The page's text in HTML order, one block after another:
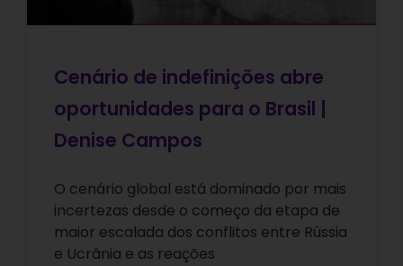
Cenário de indefinições abre
oportunidades para o Brasil |
Denise Campos
O cenário global está dominado por mais
incertezas desde o começo da etapa de
maior escalada dos conflitos entre Rússia
e Ucrânia e as reações